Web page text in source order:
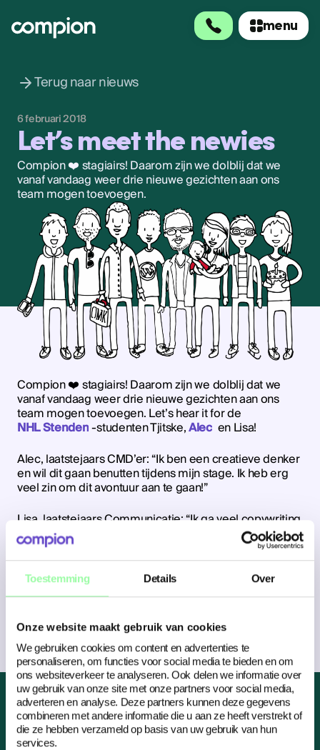
Toestemming Details Over
Onze website maakt gebruik van cookies
We gebruiken cookies om content en advertenties te
personaliseren, om functies voor social media te bieden en om
ons websiteverkeer te analyseren. Ook delen we informatie over
uw gebruik van onze site met onze partners voor social media,
adverteren en analyse. Deze partners kunnen deze gegevens
combineren met andere informatie die u aan ze heeft verstrekt of
die ze hebben verzameld op basis van uw gebruik van hun
services.
menu
Terug naar nieuws
6 februari 2018
Let’s meet the newies
Compion ❤️ stagiairs! Daarom zijn we dolblij dat we
vanaf vandaag weer drie nieuwe gezichten aan ons
team mogen toevoegen.
Compion❤️stagiairs! Daarom zijn we dolblij dat we
vanaf vandaag weer drie nieuwe gezichten aan ons
team mogen toevoegen. Let’s hear it for de
NHL Stenden-studenten Tjitske,Alec en Lisa!
Alec, laatstejaars CMD’er: “Ik ben een creatieve denker
en wil dit gaan benutten tijdens mijn stage. Ik heb erg
veel zin om dit avontuur aan te gaan!”
Lisa, laatstejaars Communicatie: “Ik ga veel copywriting
doen bij Compion en heb enorm veel zin om te
onderzoeken hoe we met Brain Fuel straks event-
bureaus kunnen gaan bereiken.”
Tjitske, CMD’er: “Ik ga bij Compion aan de slag met
mijn creativiteit hier toe te gaan passen!”
Wees welkom en good luck jongen en meisjes!
Menu